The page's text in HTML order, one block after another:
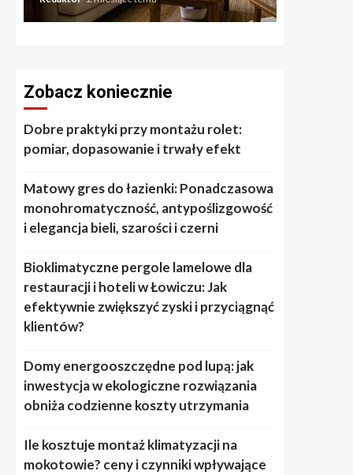
Zobacz koniecznie
Dobre praktyki przy montażu rolet:
pomiar, dopasowanie i trwały efekt
Matowy gres do łazienki: Ponadczasowa
monohromatyczność, antypoślizgowość
i elegancja bieli, szarości i czerni
Bioklimatyczne pergole lamelowe dla
restauracji i hoteli w Łowiczu: Jak
efektywnie zwiększyć zyski i przyciągnąć
klientów?
Domy energooszczędne pod lupą: jak
inwestycja w ekologiczne rozwiązania
obniża codzienne koszty utrzymania
Ile kosztuje montaż klimatyzacji na
mokotowie? ceny i czynniki wpływające